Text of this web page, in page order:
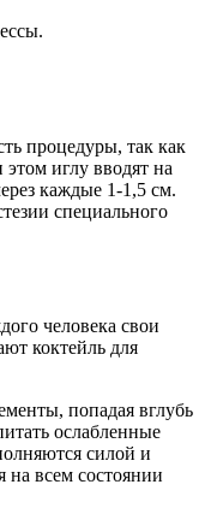
процедуры, так как
иглу вводят на
каждые 1-1,5 см.
специального
человека свои
коктейль для
попадая вглубь
ослабленные
силой и
на всем состоянии